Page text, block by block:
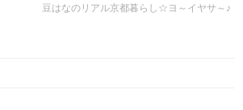
豆はなのリアル京都暮らし☆ヨ～イヤサ～♪